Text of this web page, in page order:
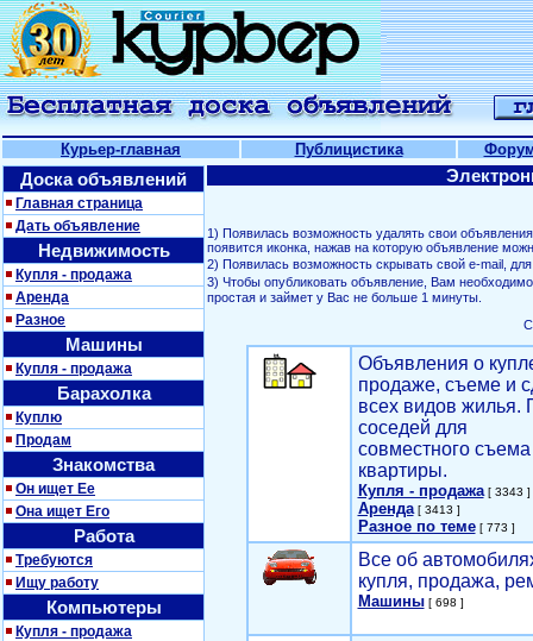
Курьер-главная Публицистика
Доска объявлений
Главная страница
Дать объявление
Недвижимость
Купля - продажа
Аренда
Разное
Машины
Купля - продажа
Барахолка
Куплю
Продам
Знакомства
Он ищет Ее
Она ищет Его
Работа
Требуются
Ищу работу
Компьютеры
Купля - продажа
1) Появилась возможность удалять свои
появится иконка, нажав на которую объявление
2) Появилась возможность скрывать свой е-mail,
3) Чтобы опубликовать объявление, Вам
простая и займет у Вас не больше 1 минуты.
Объявления о
продаже, съеме и
всех видов жилья.
соседей для
совместного съема
квартиры.
Купля - продажа[ 3343 ]
Аренда[ 3413 ]
Разное по теме[ 773 ]
Все об
купля, продажа,
Машины[ 698 ]